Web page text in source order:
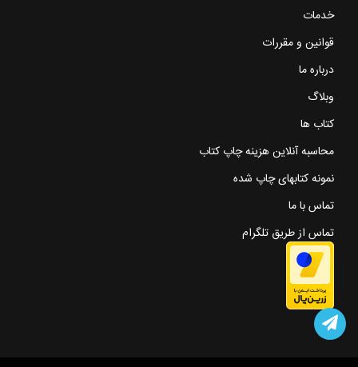
خدمات
قوانین و مقررات
درباره ما
وبلاگ
کتاب ها
محاسبه آنلاین هزینه چاپ کتاب
نمونه کتابهای چاپ شده
تماس با ما
تماس از طریق تلگرام